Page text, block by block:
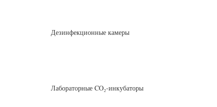
Дезинфекционные камеры
Лабораторные CO₂-инкубаторы